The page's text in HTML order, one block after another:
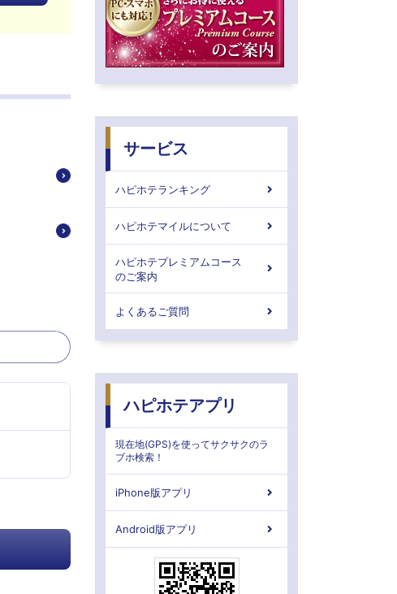
サービス
ハピホテランキング
ハピホテマイルについて
ハピホテプレミアムコース
のご案内
よくあるご質問
ハピホテアプリ
現在地(GPS)を使ってサクサクのラ
ブホ検索！
iPhone版アプリ
Android版アプリ